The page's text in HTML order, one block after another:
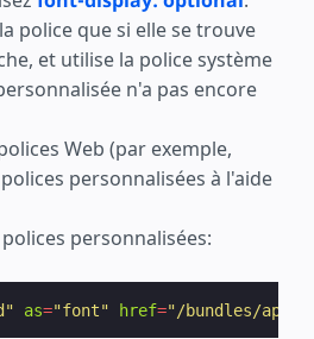
police que si elle se trouve
et utilise la police système
n'a pas encore
Web (par exemple,
personnalisées à l'aide
personnalisées:
as="font" href="/bundles/app/